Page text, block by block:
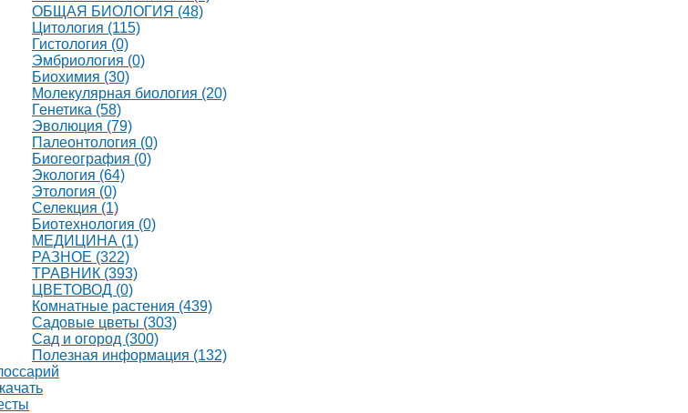
ОБЩАЯ БИОЛОГИЯ (48)
Цитология (115)
Гистология (0)
Эмбриология (0)
Биохимия (30)
Молекулярная биология (20)
Генетика (58)
Эволюция (79)
Палеонтология (0)
Биогеография (0)
Экология (64)
Этология (0)
Селекция (1)
Биотехнология (0)
МЕДИЦИНА (1)
РАЗНОЕ (322)
ТРАВНИК (393)
ЦВЕТОВОД (0)
Комнатные растения (439)
Садовые цветы (303)
Сад и огород (300)
Полезная информация (132)